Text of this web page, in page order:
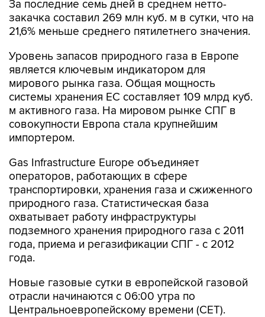
21,6% меньше среднего пятилетнего значения.
Уровень запасов природного газа в Европе
мирового рынка газа. Общая мощность
системы хранения ЕС составляет 109 млрд куб.
м активного газа. На мировом рынке СПГ в
совокупности Европа стала крупнейшим
импортером.
Gas Infrastructure Europe объединяет
транспортировки, хранения газа и сжиженного
природного газа. Статистическая база
охватывает работу инфраструктуры
подземного хранения природного газа с 2011
года, приема и регазификации СПГ - с 2012
года.
Новые газовые сутки в европейской газовой
Центральноевропейскому времени (CET).
По актуальному прогнозу, средняя